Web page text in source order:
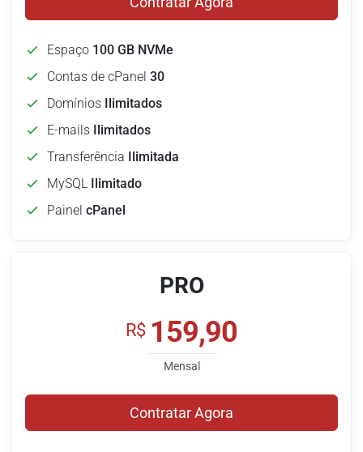
Espaço 100 GB NVMe
Contas de cPanel 30
Domínios Ilimitados
E-mails Ilimitados
Transferência Ilimitada
MySQL Ilimitado
Painel cPanel
PRO
R$ 159,90
Mensal
Contratar Agora